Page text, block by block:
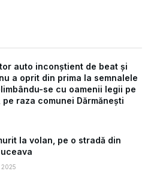
auto inconștient de beat și
a oprit din prima la semnalele
se cu oamenii legii pe
pe raza comunei Dărmănești
la volan, pe o stradă din
2025